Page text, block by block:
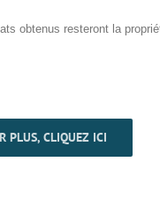
obtenus resteront la
PLUS, CLIQUEZ ICI